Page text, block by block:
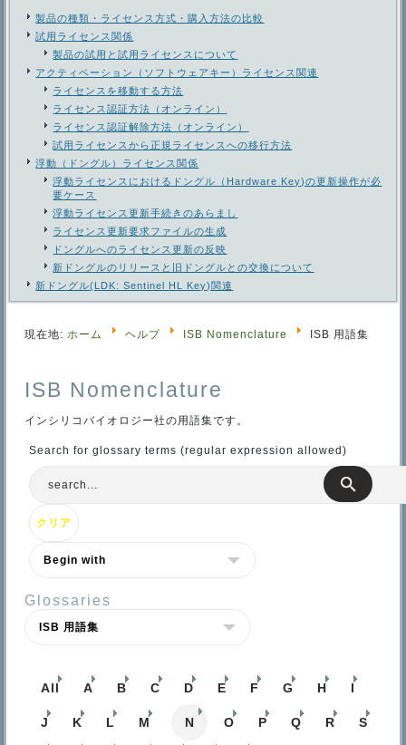
製品の種類・ライセンス方式・購入方法の比較
試用ライセンス関係
製品の試用と試用ライセンスについて
アクティベーション（ソフトウェアキー）ライセンス関連
ライセンスを移動する方法
ライセンス認証方法（オンライン）
ライセンス認証解除方法（オンライン）
試用ライセンスから正規ライセンスへの移行方法
浮動（ドングル）ライセンス関係
浮動ライセンスにおけるドングル（Hardware Key)の更新操作が必
要ケース
浮動ライセンス更新手続きのあらまし
ライセンス更新要求ファイルの生成
ドングルへのライセンス更新の反映
新ドングルのリリースと旧ドングルとの交換について
新ドングル(LDK: Sentinel HL Key)関連
現在地: ホーム ヘルプ ISB Nomenclature ISB 用語集
ISB Nomenclature
インシリコバイオロジー社の用語集です。
Search for glossary terms (regular expression allowed)
Glossaries
All A B C D E F G H I
J K L M N O P Q R S